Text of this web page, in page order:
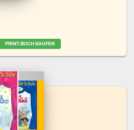
PRINT.BUCH KAUFEN